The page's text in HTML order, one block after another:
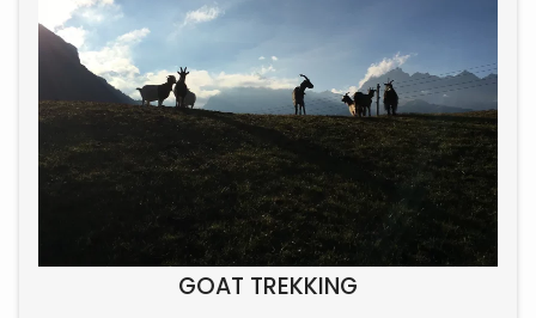
GOAT TREKKING